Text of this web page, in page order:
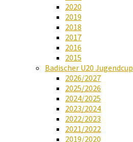
2020
2019
2018
2017
2016
2015
Badischer U20 Jugendcup
2026/2027
2025/2026
2024/2025
2023/2024
2022/2023
2021/2022
2019/2020